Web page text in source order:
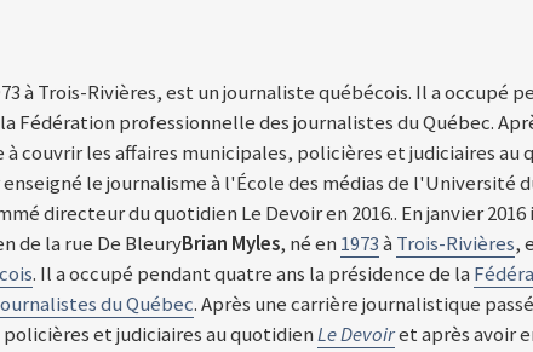
à Trois-Rivières, est un journaliste québécois. Il a occupé
Fédération professionnelle des journalistes du Québec.
couvrir les affaires municipales, policières et judiciaires au
le journalisme à l'École des médias de l'Université
directeur du quotidien Le Devoir en 2016.. En janvier
de la rue De BleuryBrian Myles, né en 1973à Trois-Rivières,
. Il a occupé pendant quatre ans la présidence de la
du Québec. Après une carrière journalistique
et judiciaires au quotidienLe Devoiret après avoir